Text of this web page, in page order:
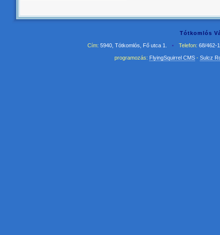
Tótkomlós
Cím: 5940, Tótkomlós, Fő utca 1. • Telefon: 68/462-
programozás: FlyingSquirrel CMS- Sulcz